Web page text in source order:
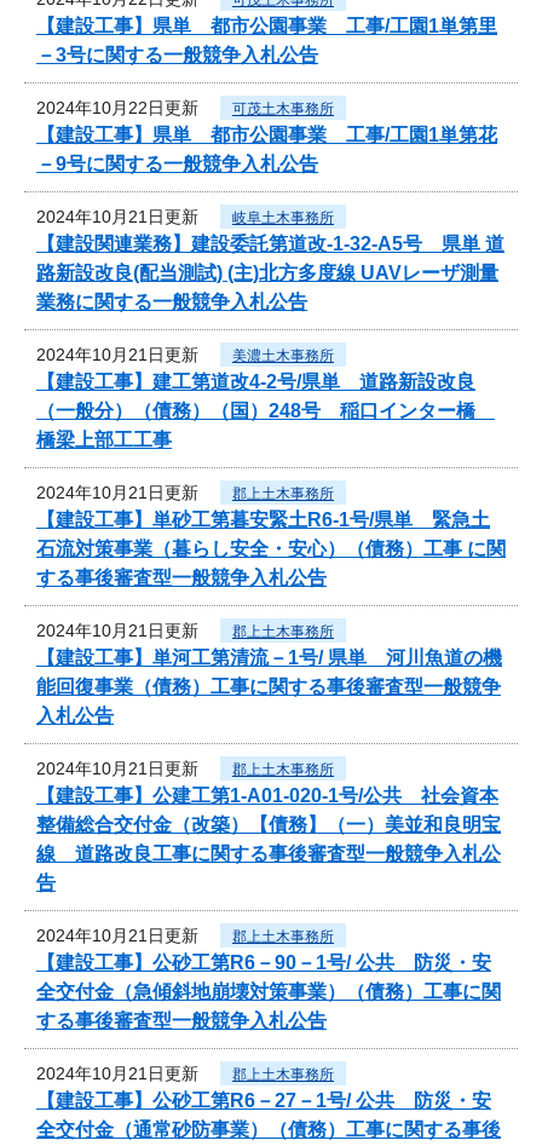
【建設工事】県単 都市公園事業 工事/工園1単第里
－3号に関する一般競争入札公告
2024年10月22日更新 可茂土木事務所
【建設工事】県単 都市公園事業 工事/工園1単第花
－9号に関する一般競争入札公告
2024年10月21日更新 岐阜土木事務所
【建設関連業務】建設委託第道改-1-32-A5号 県単 道
路新設改良(配当測試) (主)北方多度線 UAVレーザ測量
業務に関する一般競争入札公告
2024年10月21日更新 美濃土木事務所
【建設工事】建工第道改4-2号/県単 道路新設改良
（一般分）（債務）（国）248号 稲口インター橋
橋梁上部工工事
2024年10月21日更新 郡上土木事務所
【建設工事】単砂工第暮安緊土R6-1号/県単 緊急土
石流対策事業（暮らし安全・安心）（債務）工事 に関
する事後審査型一般競争入札公告
2024年10月21日更新 郡上土木事務所
【建設工事】単河工第清流－1号/ 県単 河川魚道の機
能回復事業（債務）工事に関する事後審査型一般競争
入札公告
2024年10月21日更新 郡上土木事務所
【建設工事】公建工第1-A01-020-1号/公共 社会資本
整備総合交付金（改築）【債務】（一）美並和良明宝
線 道路改良工事に関する事後審査型一般競争入札公
告
2024年10月21日更新 郡上土木事務所
【建設工事】公砂工第R6－90－1号/ 公共 防災・安
全交付金（急傾斜地崩壊対策事業）（債務）工事に関
する事後審査型一般競争入札公告
2024年10月21日更新 郡上土木事務所
【建設工事】公砂工第R6－27－1号/ 公共 防災・安
全交付金（通常砂防事業）（債務）工事に関する事後